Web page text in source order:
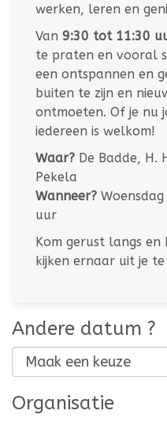
werken, leren en
Van 9:30 tot 11:30
te praten en vooral
een ontspannen en
buiten te zijn en
ontmoeten. Of je nu
iedereen is welkom!
Waar? De Badde, H.
Pekela
Wanneer?
uur
Kom gerust langs
kijken ernaar uit je
Andere datum ?
Organisatie